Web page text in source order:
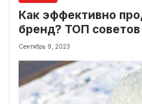
Как эффективно
бренд? ТОП советов
Сентябрь 9, 2023